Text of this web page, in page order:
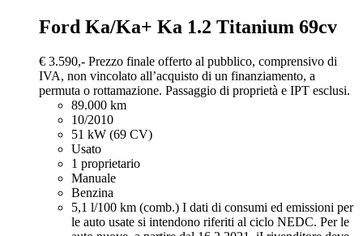
Ford Ka/Ka+ Ka 1.2 Titanium 69cv
€ 3.590,- Prezzo finale offerto al pubblico, comprensivo di
IVA, non vincolato all’acquisto di un finanziamento, a
permuta o rottamazione. Passaggio di proprietà e IPT esclusi.
89.000 km
10/2010
51 kW (69 CV)
Usato
1 proprietario
Manuale
Benzina
5,1 l/100 km (comb.) I dati di consumi ed emissioni per
le auto usate si intendono riferiti al ciclo NEDC. Per le